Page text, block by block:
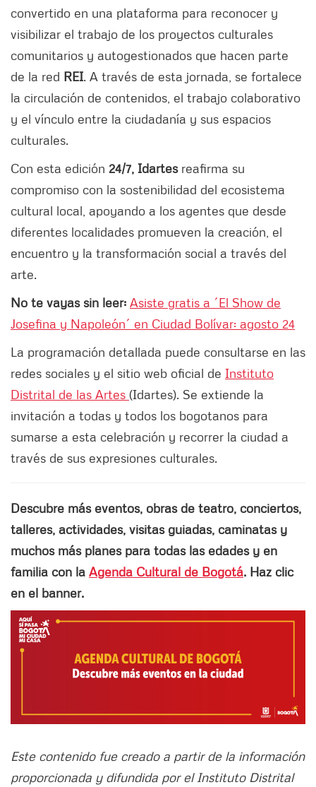
convertido en una plataforma para reconocer y
visibilizar el trabajo de los proyectos culturales
comunitarios y autogestionados que hacen parte
de la red REI. A través de esta jornada, se fortalece
la circulación de contenidos, el trabajo colaborativo
y el vínculo entre la ciudadanía y sus espacios
culturales.
Con esta edición 24/7, Idartesreafirma su
compromiso con la sostenibilidad del ecosistema
cultural local, apoyando a los agentes que desde
diferentes localidades promueven la creación, el
encuentro y la transformación social a través del
arte.
No te vayas sin leer: Asiste gratis a ´El Show de
Josefina y Napoleón´ en Ciudad Bolívar: agosto 24
La programación detallada puede consultarse en las
redes sociales y el sitio web oficial de Instituto
Distrital de las Artes (Idartes). Se extiende la
invitación a todas y todos los bogotanos para
sumarse a esta celebración y recorrer la ciudad a
través de sus expresiones culturales.
Descubre más eventos, obras de teatro, conciertos,
talleres, actividades, visitas guiadas, caminatas y
muchos más planes para todas las edades y en
familia con la Agenda Cultural de Bogotá. Haz clic
en el banner.
Este contenido fue creado a partir de la información
proporcionada y difundida por el Instituto Distrital